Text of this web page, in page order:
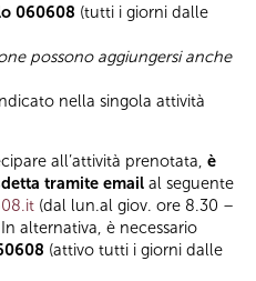
060608 (tutti i giorni dalle
possono aggiungersi anche
nella singola attività
all’attività prenotata, è
tramite email al seguente
(dal lun.al giov. ore 8.30 –
alternativa, è necessario
(attivo tutti i giorni dalle